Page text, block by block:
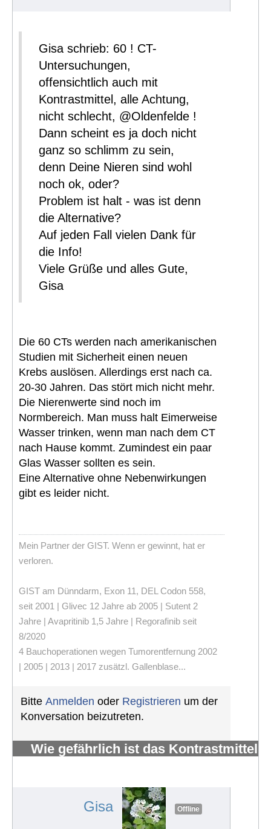
Gisa schrieb: 60 ! CT-
Untersuchungen,
offensichtlich auch mit
Kontrastmittel, alle Achtung,
nicht schlecht, @Oldenfelde !
Dann scheint es ja doch nicht
ganz so schlimm zu sein,
denn Deine Nieren sind wohl
noch ok, oder?
Problem ist halt - was ist denn
die Alternative?
Auf jeden Fall vielen Dank für
die Info!
Viele Grüße und alles Gute,
Gisa
Die 60 CTs werden nach amerikanischen
Studien mit Sicherheit einen neuen
Krebs auslösen. Allerdings erst nach ca.
20-30 Jahren. Das stört mich nicht mehr.
Die Nierenwerte sind noch im
Normbereich. Man muss halt Eimerweise
Wasser trinken, wenn man nach dem CT
nach Hause kommt. Zumindest ein paar
Glas Wasser sollten es sein.
Eine Alternative ohne Nebenwirkungen
gibt es leider nicht.
Mein Partner der GIST. Wenn er gewinnt, hat er
verloren.
GIST am Dünndarm, Exon 11, DEL Codon 558,
seit 2001 | Glivec 12 Jahre ab 2005 | Sutent 2
Jahre | Avapritinib 1,5 Jahre | Regorafinib seit
8/2020
4 Bauchoperationen wegen Tumorentfernung 2002
| 2005 | 2013 | 2017 zusätzl. Gallenblase...
Bitte Anmelden oder Registrieren um der
Konversation beizutreten.
Wie gefährlich ist das Kontrastmittel
Gisa Offline